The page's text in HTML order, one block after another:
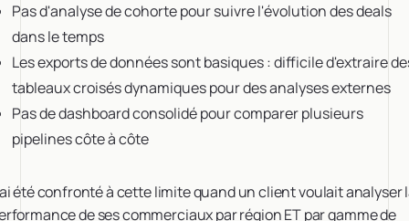
Pas d'analyse de cohorte pour suivre l'évolution des deals
dans le temps
Les exports de données sont basiques : difficile d'extraire
tableaux croisés dynamiques pour des analyses externes
Pas de dashboard consolidé pour comparer plusieurs
pipelines côte à côte
été confronté à cette limite quand un client voulait analyser
de ses commerciaux par région ET par gamme de